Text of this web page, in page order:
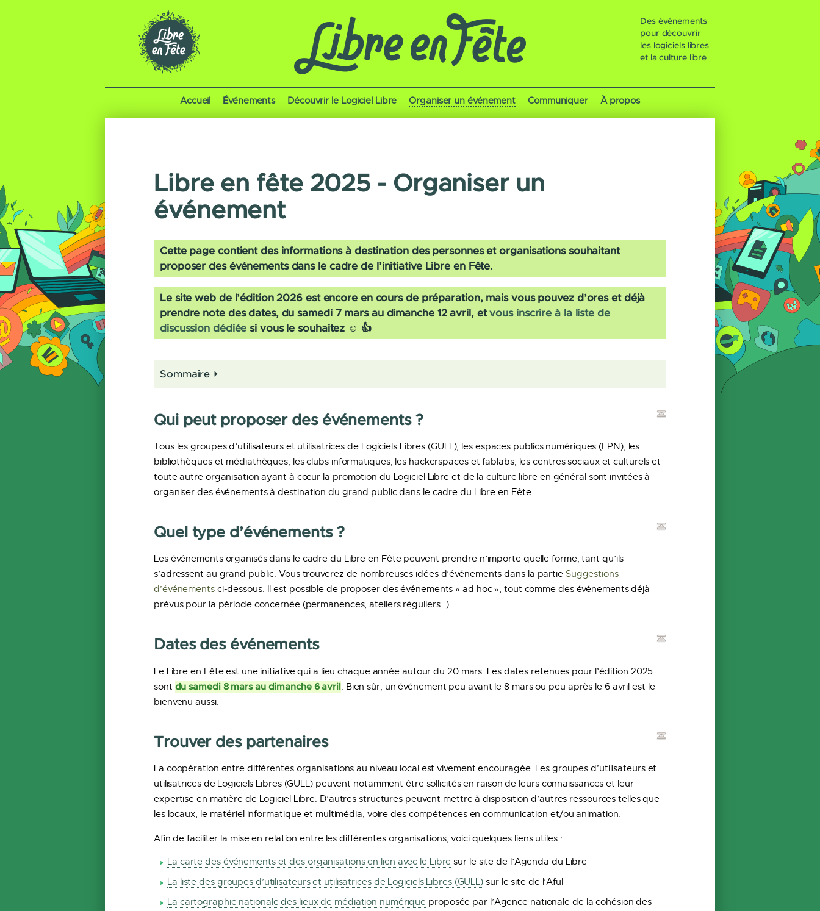
Des événements
pour découvrir
les logiciels libres
et la culture libre
Accueil Événements Découvrir le Logiciel Libre Organiser un événement Communiquer À propos
Libre en fête 2025 - Organiser un
événement
Cette page contient des informations à destination des personnes et organisations souhaitant
proposer des événements dans le cadre de l’initiative Libre en Fête.
Le site web de l’édition 2026 est encore en cours de préparation, mais vous pouvez d’ores et déjà
prendre note des dates, du samedi 7 mars au dimanche 12 avril, etvous inscrire à la liste de
discussion dédiée si vous le souhaitez ☺️ 👍​
Sommaire
Qui peut proposer des événements ?
Tous les groupes d’utilisateurs et utilisatrices de Logiciels Libres (GULL), les espaces publics numériques (EPN), les
bibliothèques et médiathèques, les clubs informatiques, les hackerspaces et fablabs, les centres sociaux et culturels et
toute autre organisation ayant à cœur la promotion du Logiciel Libre et de la culture libre en général sont invitées à
organiser des événements à destination du grand public dans le cadre du Libre en Fête.
Quel type d’événements ?
Les événements organisés dans le cadre du Libre en Fête peuvent prendre n’importe quelle forme, tant qu’ils
s’adressent au grand public. Vous trouverez de nombreuses idées d’événements dans la partie Suggestions
d’événementsci-dessous. Il est possible de proposer des événements « ad hoc », tout comme des événements déjà
prévus pour la période concernée (permanences, ateliers réguliers…).
Dates des événements
Le Libre en Fête est une initiative qui a lieu chaque année autour du 20 mars. Les dates retenues pour l’édition 2025
sont du samedi 8 mars au dimanche 6 avril. Bien sûr, un événement peu avant le 8 mars ou peu après le 6 avril est le
bienvenu aussi.
Trouver des partenaires
La coopération entre différentes organisations au niveau local est vivement encouragée. Les groupes d’utilisateurs et
utilisatrices de Logiciels Libres (GULL) peuvent notamment être sollicités en raison de leurs connaissances et leur
expertise en matière de Logiciel Libre. D’autres structures peuvent mettre à disposition d’autres ressources telles que
les locaux, le matériel informatique et multimédia, voire des compétences en communication et/ou animation.
Afin de faciliter la mise en relation entre les différentes organisations, voici quelques liens utiles :
La carte des événements et des organisations en lien avec le Libre sur le site de l’Agenda du Libre
La liste des groupes d’utilisateurs et utilisatrices de Logiciels Libres (GULL) sur le site de l’Aful
La cartographie nationale des lieux de médiation numérique proposée par l’Agence nationale de la cohésion des